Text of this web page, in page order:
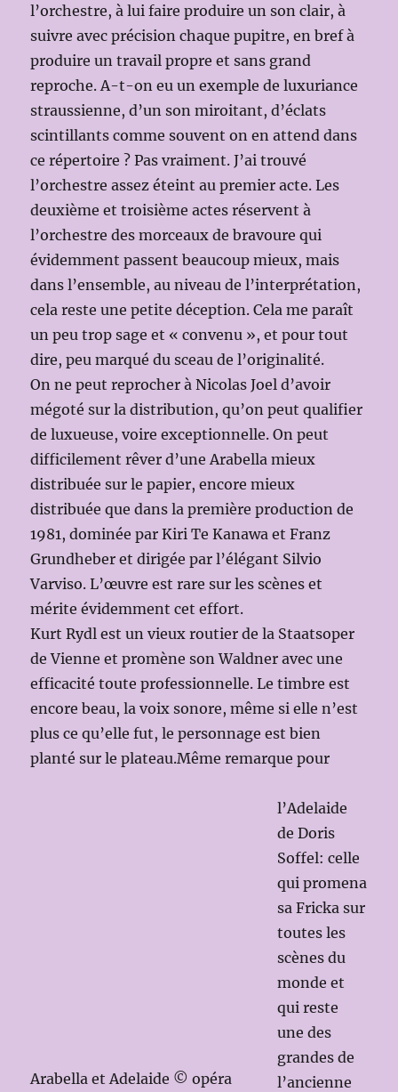
l’orchestre, à lui faire produire un son clair, à
suivre avec précision chaque pupitre, en bref à
produire un travail propre et sans grand
reproche. A-t-on eu un exemple de luxuriance
straussienne, d’un son miroitant, d’éclats
scintillants comme souvent on en attend dans
ce répertoire ? Pas vraiment. J’ai trouvé
l’orchestre assez éteint au premier acte. Les
deuxième et troisième actes réservent à
l’orchestre des morceaux de bravoure qui
évidemment passent beaucoup mieux, mais
dans l’ensemble, au niveau de l’interprétation,
cela reste une petite déception. Cela me paraît
un peu trop sage et « convenu », et pour tout
dire, peu marqué du sceau de l’originalité.
On ne peut reprocher à Nicolas Joel d’avoir
mégoté sur la distribution, qu’on peut qualifier
de luxueuse, voire exceptionnelle. On peut
difficilement rêver d’une Arabella mieux
distribuée sur le papier, encore mieux
distribuée que dans la première production de
1981, dominée par Kiri Te Kanawa et Franz
Grundheber et dirigée par l’élégant Silvio
Varviso. L’œuvre est rare sur les scènes et
mérite évidemment cet effort.
Kurt Rydl est un vieux routier de la Staatsoper
de Vienne et promène son Waldner avec une
efficacité toute professionnelle. Le timbre est
encore beau, la voix sonore, même si elle n’est
plus ce qu’elle fut, le personnage est bien
planté sur le plateau.Même remarque pour
Arabella et Adelaide © opéra
l’Adelaide
de Doris
Soffel: celle
qui promena
sa Fricka sur
toutes les
scènes du
monde et
qui reste
une des
grandes de
l’ancienne